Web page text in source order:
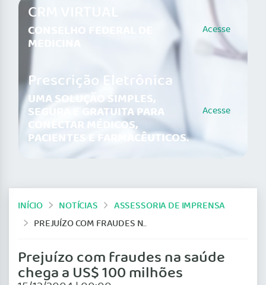
CRM VIRTUAL
CONSELHO FEDERAL DE
MEDICINA
Acesse
Prescrição Eletrônica
UMA SOLUÇÃO SIMPLES,
SEGURA E GRATUITA PARA
CONECTAR MÉDICOS,
PACIENTES E FARMACÊUTICOS.
Acesse
INÍCIO NOTÍCIAS
ASSESSORIA DE IMPRENSA
PREJUÍZO COM FRAUDES NA SAÚDE CHEGA A US$ 100 MILHÕES
Prejuízo com fraudes na saúde
chega a US$ 100 milhões